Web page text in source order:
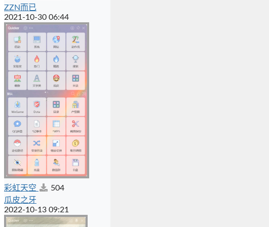
ZZN而已
2021-10-30 06:44
彩虹天空
504
瓜皮之牙
2022-10-13 09:21